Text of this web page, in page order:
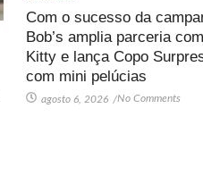
Com o sucesso da
Bob’s amplia parceria
Kitty e lança Copo
com mini pelúcias
agosto 6, 2026 /No Comments